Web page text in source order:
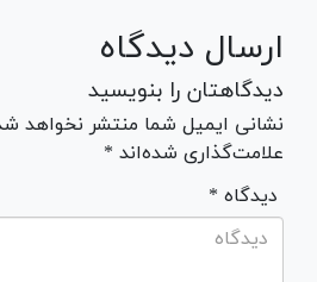
ارسال دیدگاه
دیدگاهتان را بنویسید
نشانی ایمیل شما منتشر نخواهد
علامت‌گذاری شده‌اند *
* دیدگاه